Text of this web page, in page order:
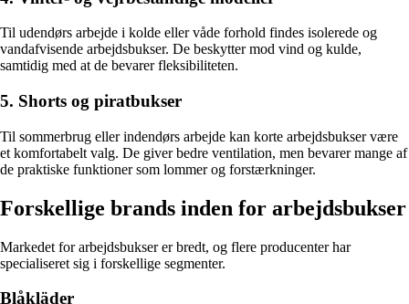
Til udendørs arbejde i kolde eller våde forhold findes isolerede og
vandafvisende arbejdsbukser. De beskytter mod vind og kulde,
samtidig med at de bevarer fleksibiliteten.
5. Shorts og piratbukser
Til sommerbrug eller indendørs arbejde kan korte arbejdsbukser være
et komfortabelt valg. De giver bedre ventilation, men bevarer mange af
de praktiske funktioner som lommer og forstærkninger.
Forskellige brands inden for arbejdsbukser
Markedet for arbejdsbukser er bredt, og flere producenter har
specialiseret sig i forskellige segmenter.
Blåkläder